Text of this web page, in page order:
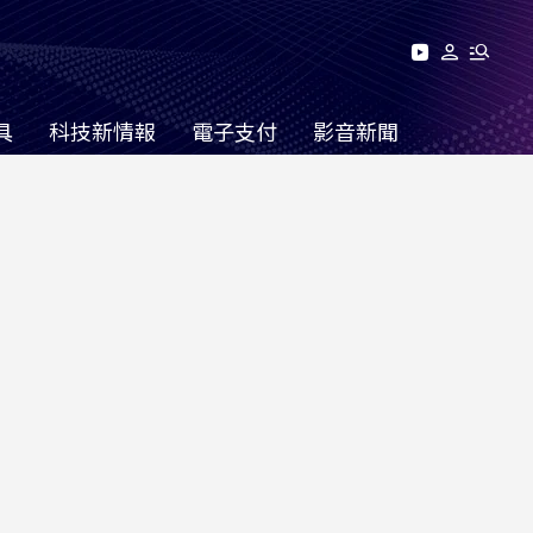
科技新情報 電子支付 影音新聞